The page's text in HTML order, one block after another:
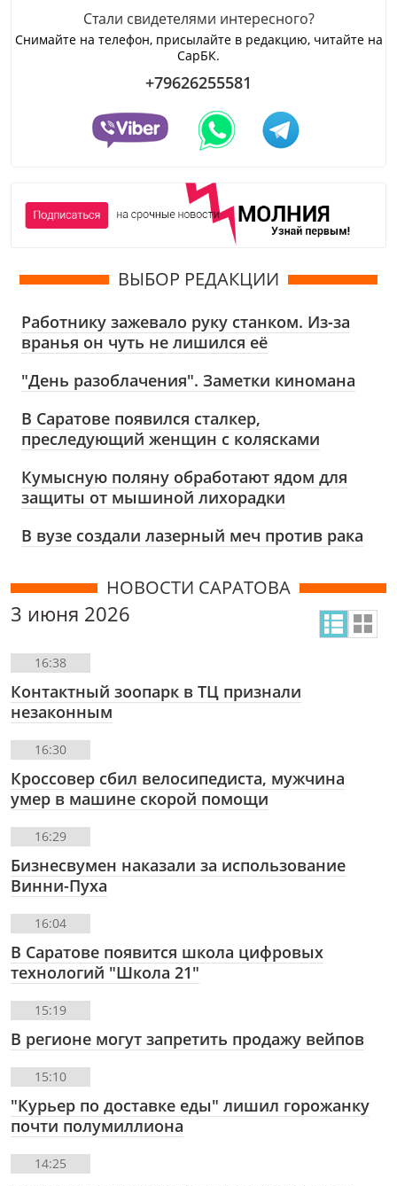
Стали свидетелями интересного?
Снимайте на телефон, присылайте в редакцию, читайте на
СарБК.
+79626255581
ВЫБОР РЕДАКЦИИ
Работнику зажевало руку станком. Из-за
вранья он чуть не лишился её
"День разоблачения". Заметки киномана
В Саратове появился сталкер,
преследующий женщин с колясками
Кумысную поляну обработают ядом для
защиты от мышиной лихорадки
В вузе создали лазерный меч против рака
НОВОСТИ САРАТОВА
3 июня 2026
16:38
Контактный зоопарк в ТЦ признали
незаконным
16:30
Кроссовер сбил велосипедиста, мужчина
умер в машине скорой помощи
16:29
Бизнесвумен наказали за использование
Винни-Пуха
16:04
В Саратове появится школа цифровых
технологий "Школа 21"
15:19
В регионе могут запретить продажу вейпов
15:10
"Курьер по доставке еды" лишил горожанку
почти полумиллиона
14:25